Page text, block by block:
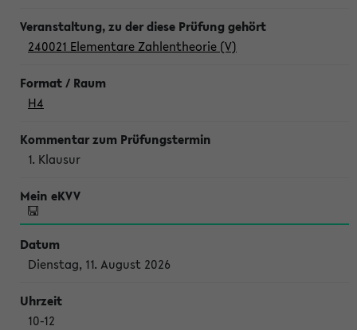
240021 Elementare Zahlentheorie (V)
H4
1. Klausur
Dienstag, 11. August 2026
10-12